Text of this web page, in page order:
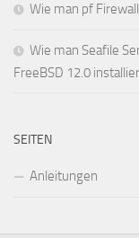
Wie man pf
Wie man Seafile
FreeBSD 12.0
SEITEN
Anleitungen